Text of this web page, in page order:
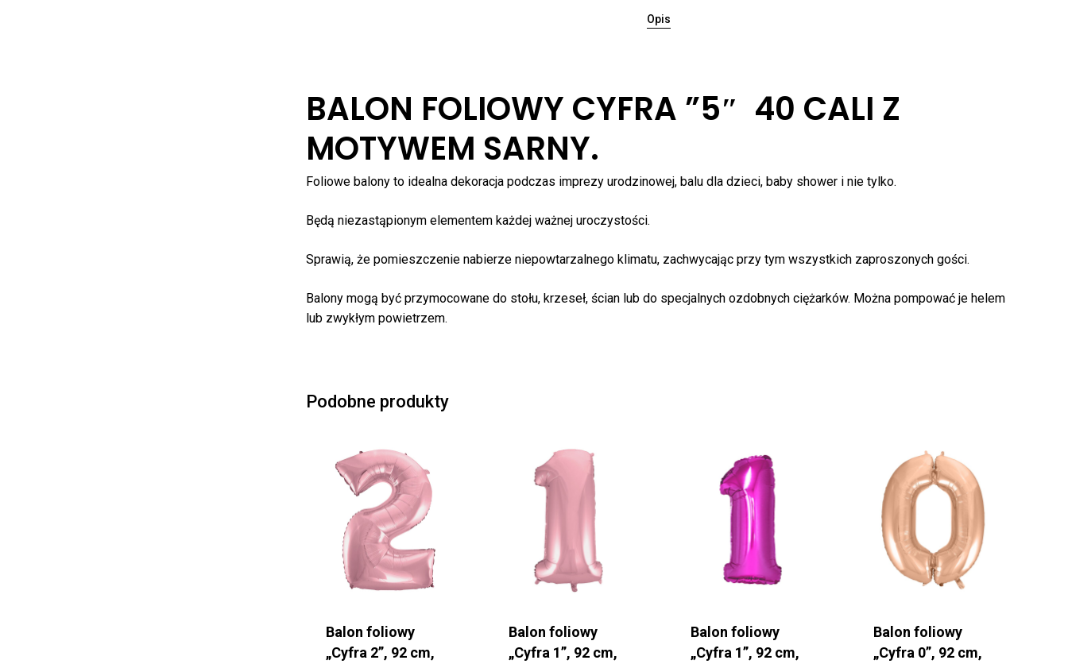
Brak produktów w koszyku.
Opis
BALON FOLIOWY CYFRA ”5″ 40 CALI Z
MOTYWEM SARNY.
Foliowe balony to idealna dekoracja podczas imprezy urodzinowej, balu dla dzieci, baby shower i nie tylko.
Będą niezastąpionym elementem każdej ważnej uroczystości.
Sprawią, że pomieszczenie nabierze niepowtarzalnego klimatu, zachwycając przy tym wszystkich zaproszonych gości.
Balony mogą być przymocowane do stołu, krzeseł, ścian lub do specjalnych ozdobnych ciężarków. Można pompować je helem
lub zwykłym powietrzem.
Podobne produkty
Balon foliowy
„Cyfra 2”, 92 cm,
Balon foliowy
„Cyfra 1”, 92 cm,
Balon foliowy
„Cyfra 1”, 92 cm,
Balon foliowy
„Cyfra 0”, 92 cm,